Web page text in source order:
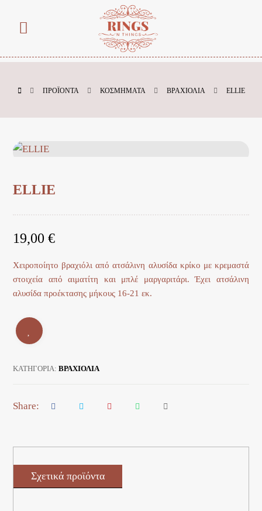
ΠΡΟΪΌΝΤΑ ΚΟΣΜΗΜΑΤΑ ΒΡΑΧΙΟΛΙΑ ELLIE
ELLIE
19,00€
Χειροποίητο βραχιόλι από ατσάλινη αλυσίδα κρίκο με κρεμαστά
στοιχεία από αιματίτη και μπλέ μαργαριτάρι. Έχει ατσάλινη
αλυσίδα προέκτασης μήκους 16-21 εκ.
ΚΑΤΗΓΟΡΊΑ:ΒΡΑΧΙΟΛΙΑ
Σχετικά προϊόντα